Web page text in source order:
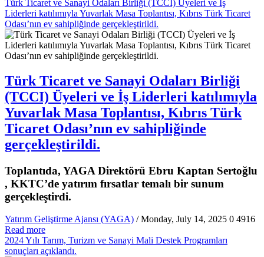
Türk Ticaret ve Sanayi Odaları Birliği (TCCI) Üyeleri ve İş
Liderleri katılımıyla Yuvarlak Masa Toplantısı, Kıbrıs Türk Ticaret
Odası’nın ev sahipliğinde gerçekleştirildi.
Türk Ticaret ve Sanayi Odaları Birliği
(TCCI) Üyeleri ve İş Liderleri katılımıyla
Yuvarlak Masa Toplantısı, Kıbrıs Türk
Ticaret Odası’nın ev sahipliğinde
gerçekleştirildi.
Toplantıda, YAGA Direktörü Ebru Kaptan Sertoğlu
, KKTC’de yatırım fırsatlar temalı bir sunum
gerçekleştirdi.
Yatırım Geliştirme Ajansı (YAGA) / Monday, July 14, 2025 0 4916
Read more
2024 Yılı Tarım, Turizm ve Sanayi Mali Destek Programları
sonuçları açıklandı.